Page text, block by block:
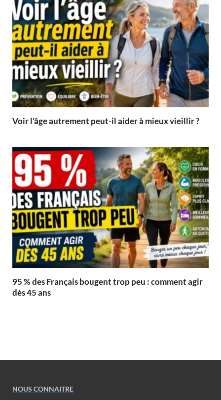
Voir l’âge autrement peut-il aider à mieux vieillir ?
95 % des Français bougent trop peu : comment agir
dès 45 ans
NOUS CONNAITRE